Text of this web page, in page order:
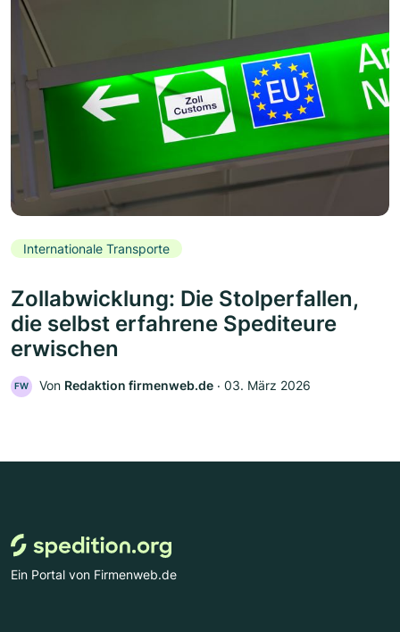
Internationale Transporte
Zollabwicklung: Die Stolperfallen,
die selbst erfahrene Spediteure
erwischen
FW Von Redaktion firmenweb.de ‧ 03. März 2026
Ein Portal von Firmenweb.de